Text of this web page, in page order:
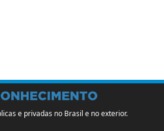
e privadas no Brasil e no exterior.